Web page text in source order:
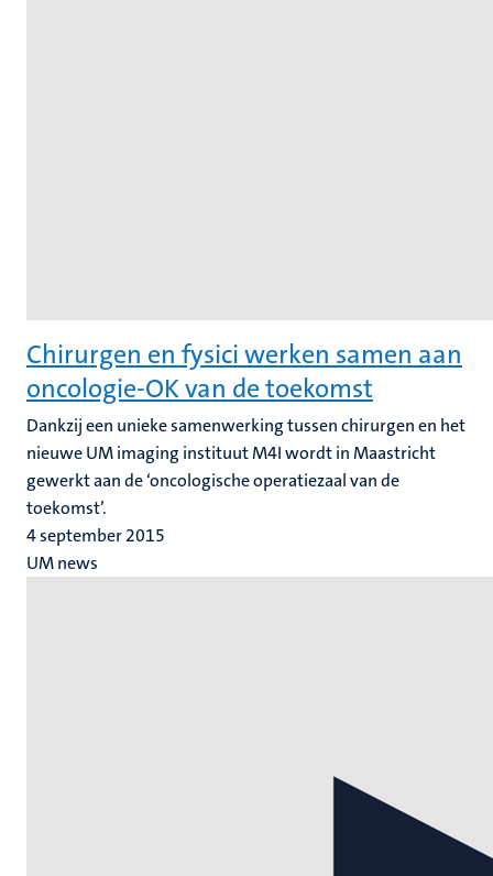
Chirurgen en fysici werken samen aan
oncologie-OK van de toekomst
Dankzij een unieke samenwerking tussen chirurgen en het
nieuwe UM imaging instituut M4I wordt in Maastricht
gewerkt aan de ‘oncologische operatiezaal van de
toekomst’.
4 september 2015
UM news